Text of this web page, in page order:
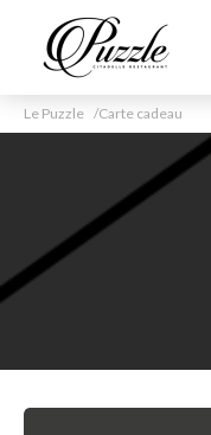
Le Puzzle Carte cadeau